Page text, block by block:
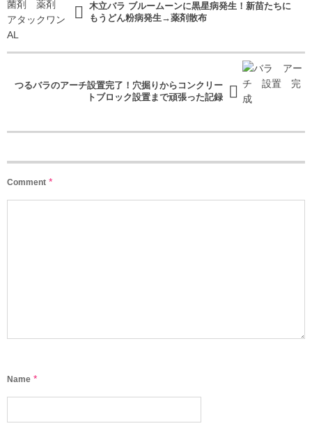
木立バラ ブルームーンに黒星病発生！新苗たちに
もうどん粉病発生→薬剤散布
つるバラのアーチ設置完了！穴掘りからコンクリー
トブロック設置まで頑張った記録
Comment *
Name *